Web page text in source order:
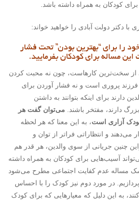
کودکان به همراه داشته باشد.
دکتر دولت آبادی را خواهید خواند:
را برای “بهترین بودن” تحت فشار
مساله برای کودکان بفرمایید.
از سخت‌ترین کارهاست، چون نه محبت کردن
فرزند پروری است و نه فشار آوردن برای
دارند برای اینکه بتوانند به داشتن
دارند، مفتخر باشند. می‌توان گفت هر
آزاری است، به این معنا که هر لحظه
و انتظاراتی فراتر از توان و
چنین جریانی از سوی والدین، هر قدر هم
آسیب‌هایی برای کودکان به همراه داشته
مساله عدم کفایت اجتماعی مطرح می‌شود
در مورد دوم نیز کودک را با احساس
به این دلیل که معیارهایی که برای کودک